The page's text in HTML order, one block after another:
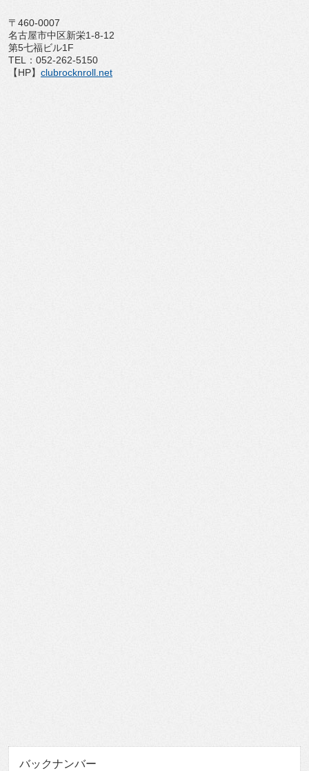
〒460-0007
名古屋市中区新栄1-8-12
第5七福ビル1F
TEL：052-262-5150
【HP】 clubrocknroll.net
バックナンバー